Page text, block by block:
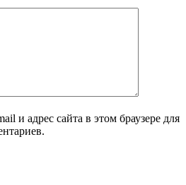
и адрес сайта в этом браузере для